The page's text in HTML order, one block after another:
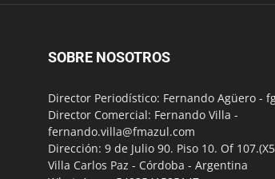
SOBRE NOSOTROS
Director Periodístico: Fernando Agüero -
Director Comercial: Fernando Villa -
fernando.villa@fmazul.com
Dirección: 9 de Julio 90. Piso 10. Of
Villa Carlos Paz - Córdoba - Argentina